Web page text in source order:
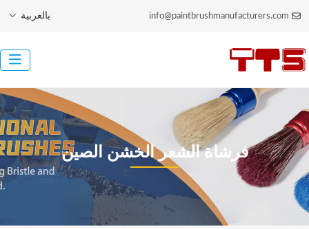
info@paintbrushmanufacturers.com بالعربية
فرشاة الشعر الخشن الصين